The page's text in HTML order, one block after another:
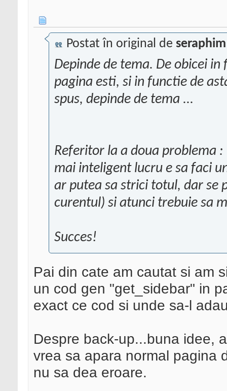
Postat în original de seraphim
Depinde de tema. De obicei
pagina esti, si in functie de
spus, depinde de tema ...
Referitor la a doua problema
mai inteligent lucru e sa faci
ar putea sa strici totul, dar se
curentul) si atunci trebuie sa
Succes!
Pai din cate am cautat si am
un cod gen "get_sidebar" in
exact ce cod si unde sa-l
Despre back-up...buna idee,
vrea sa apara normal pagina
nu sa dea eroare.